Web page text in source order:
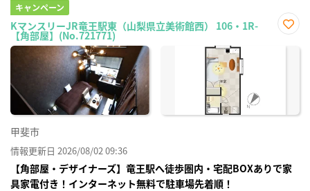
キャンペーン
KマンスリーJR竜王駅東（山梨県立美術館西） 106・1R-
【角部屋】(No.721771)
に入
甲斐市
情報更新日 2026/08/02 09:36
【角部屋・デザイナーズ】竜王駅へ徒歩圏内・宅配BOXありで家
具家電付き！インターネット無料で駐車場先着順！